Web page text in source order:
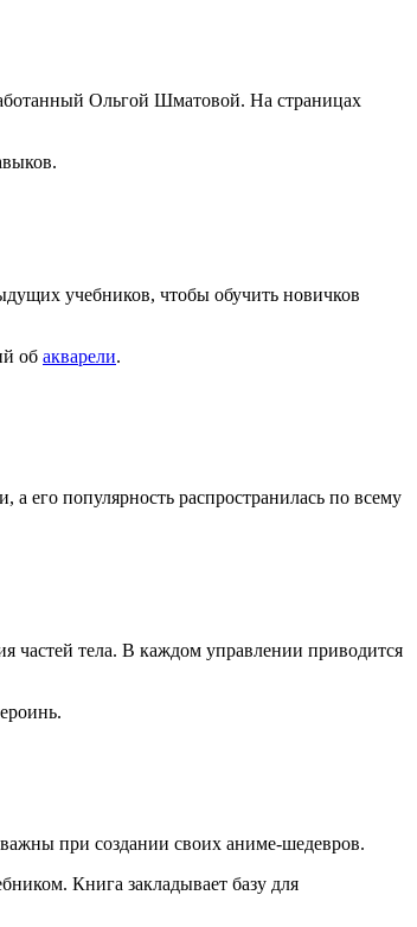
Ольгой Шматовой. На страницах
учебников, чтобы обучить новичков
об акварели.
его популярность распространилась по всему
частей тела. В каждом управлении приводится
при создании своих аниме-шедевров.
Книга закладывает базу для